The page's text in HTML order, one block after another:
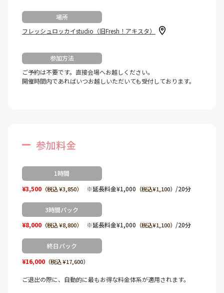
場所
フレッシュロッカイstudio（旧Fresh！アキスタ）
参加方法
ご予約は不要です。直接会場へお越しください。
開催時間内であればいつお越しいただいても受付しております。
参加料金
1時間
¥3,500（税込 ¥3,850） ※延長料金¥1,000 （税込¥1,100） /20分
3時間パック
¥8,000（税込 ¥8,800） ※延長料金¥1,000 （税込¥1,100） /20分
終日パック
¥16,000（税込 ¥17,600）
ご退出の際に、自動的に最もお得な料金体系が適用されます。